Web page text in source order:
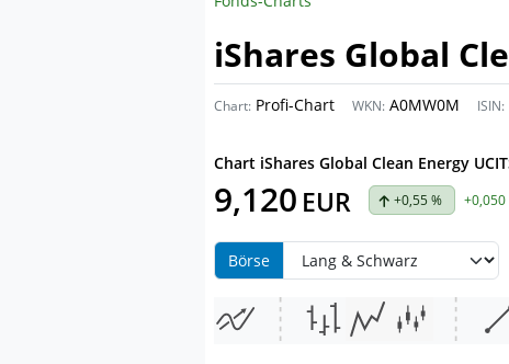
iShares Global
Chart: Profi-Chart WKN: A0MW0M ISIN:
Chart iShares Global Clean Energy
9,120EUR +0,55 % +0,050
Börse